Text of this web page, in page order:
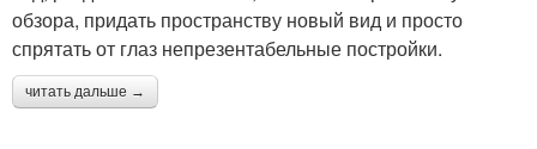
обзора, придать пространству новый вид и просто
спрятать от глаз непрезентабельные постройки.
читать дальше →